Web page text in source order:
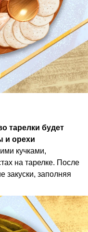
тарелки будет
и орехи
кучками,
на тарелке. После
закуски, заполняя